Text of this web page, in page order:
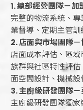
1.總部經營團隊－加
完整的物流系統、
業督導、定期主管訓
2.店面與市場團隊
店面成本評估、區
族群與社區特性評
面空間設計、機械設
3.主廚級研發團隊
主廚級研發團隊獨